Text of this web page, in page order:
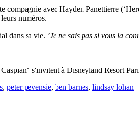
compagnie avec Hayden Panettierre
numéros.
dans sa vie. ’Je ne sais pas si vous la
s'invitent à Disneyland Resort
, peter pevensie, ben barnes, lindsay lohan